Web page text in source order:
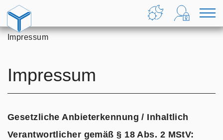
Zum Inhalt springen
Theme
ändern
Login
Home
Impressum
Impressum
Gesetzliche Anbieterkennung / Inhaltlich
Verantwortlicher gemäß § 18 Abs. 2 MStV: